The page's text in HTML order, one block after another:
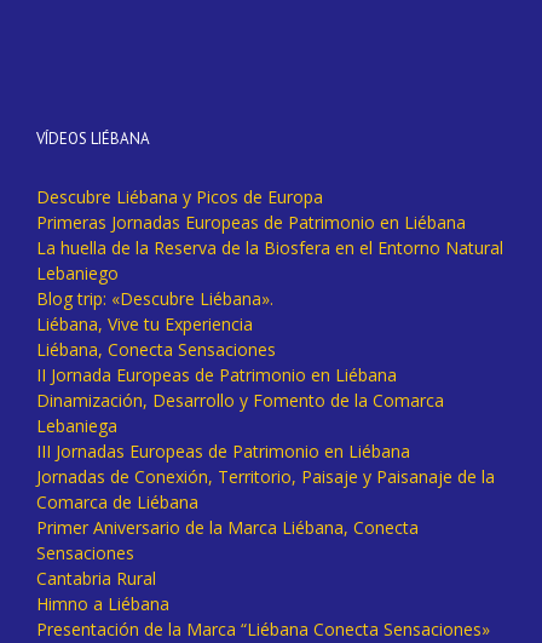
VÍDEOS LIÉBANA
Descubre Liébana y Picos de Europa
Primeras Jornadas Europeas de Patrimonio en Liébana
La huella de la Reserva de la Biosfera en el Entorno Natural
Lebaniego
Blog trip: «Descubre Liébana».
Liébana, Vive tu Experiencia
Liébana, Conecta Sensaciones
II Jornada Europeas de Patrimonio en Liébana
Dinamización, Desarrollo y Fomento de la Comarca
Lebaniega
III Jornadas Europeas de Patrimonio en Liébana
Jornadas de Conexión, Territorio, Paisaje y Paisanaje de la
Comarca de Liébana
Primer Aniversario de la Marca Liébana, Conecta
Sensaciones
Cantabria Rural
Himno a Liébana
Presentación de la Marca “Liébana Conecta Sensaciones»